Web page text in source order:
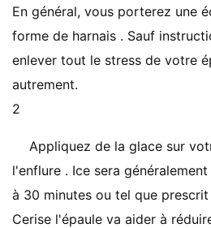
En général, vous porterez une
forme de harnais . Sauf
enlever tout le stress de votre
autrement.
2
Appliquez de la glace sur
l'enflure . Ice sera
à 30 minutes ou tel que
Cerise l'épaule va aider à